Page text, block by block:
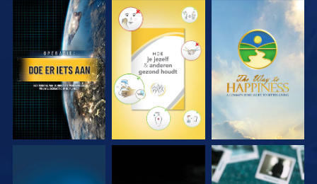
KIJK KIJK KIJK